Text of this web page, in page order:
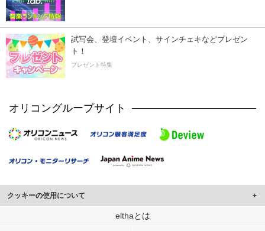
試写会、登壇イベント、サインチェキなどプレゼン
ト！
プレゼント特集
オリコングループサイト
クッキーの使用について
このサイトでは Cookie を使用して、ユーザーに合わせたコンテンツや広告の
elthaとは